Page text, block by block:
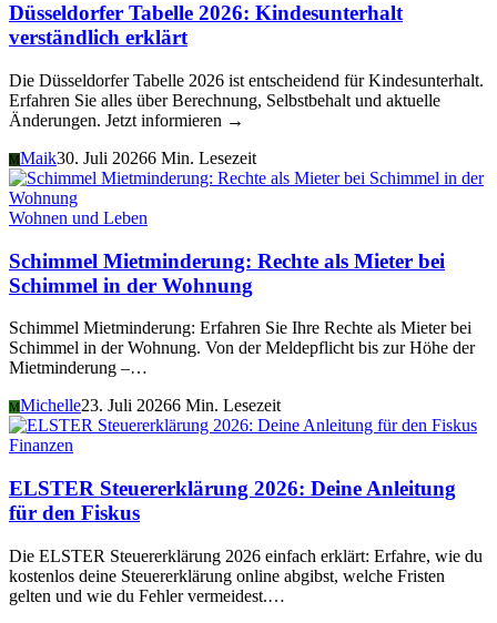
Düsseldorfer Tabelle 2026: Kindesunterhalt
verständlich erklärt
Die Düsseldorfer Tabelle 2026 ist entscheidend für Kindesunterhalt.
Erfahren Sie alles über Berechnung, Selbstbehalt und aktuelle
Änderungen. Jetzt informieren →
MMaik30. Juli 20266 Min. Lesezeit
Wohnen und Leben
Schimmel Mietminderung: Rechte als Mieter bei
Schimmel in der Wohnung
Schimmel Mietminderung: Erfahren Sie Ihre Rechte als Mieter bei
Schimmel in der Wohnung. Von der Meldepflicht bis zur Höhe der
Mietminderung –…
MMichelle23. Juli 20266 Min. Lesezeit
Finanzen
ELSTER Steuererklärung 2026: Deine Anleitung
für den Fiskus
Die ELSTER Steuererklärung 2026 einfach erklärt: Erfahre, wie du
kostenlos deine Steuererklärung online abgibst, welche Fristen
gelten und wie du Fehler vermeidest.…